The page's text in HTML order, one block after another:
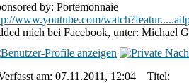
by: Portemonnaie
www.youtube.com/
mich bei Facebook, unter: Michael
am: 07.11.2011, 12:04 Titel: